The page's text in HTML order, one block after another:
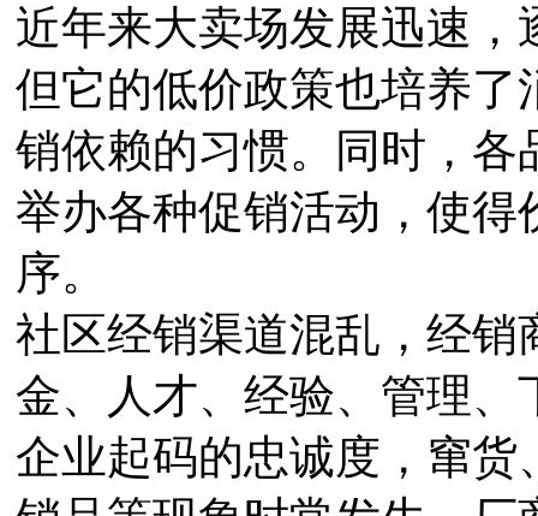
近年来大卖场发展迅速
但它的低价政策也培养
销依赖的习惯。同时，
举办各种促销活动，使
序。
社区经销渠道混乱，经
金、人才、经验、管理
企业起码的忠诚度，窜